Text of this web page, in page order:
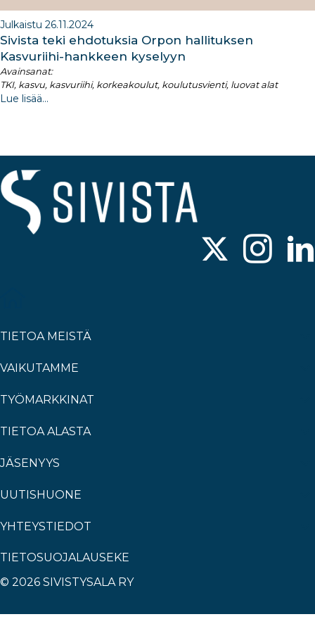
Julkaistu 26.11.2024
Sivista teki ehdotuksia Orpon hallituksen
Kasvuriihi-hankkeen kyselyyn
Avainsanat:
TKI, kasvu, kasvuriihi, korkeakoulut, koulutusvienti, luovat alat
Lue lisää...
TIETOA MEISTÄ
VAIKUTAMME
TYÖMARKKINAT
TIETOA ALASTA
JÄSENYYS
UUTISHUONE
YHTEYSTIEDOT
TIETOSUOJALAUSEKE
© 2026 SIVISTYSALA RY